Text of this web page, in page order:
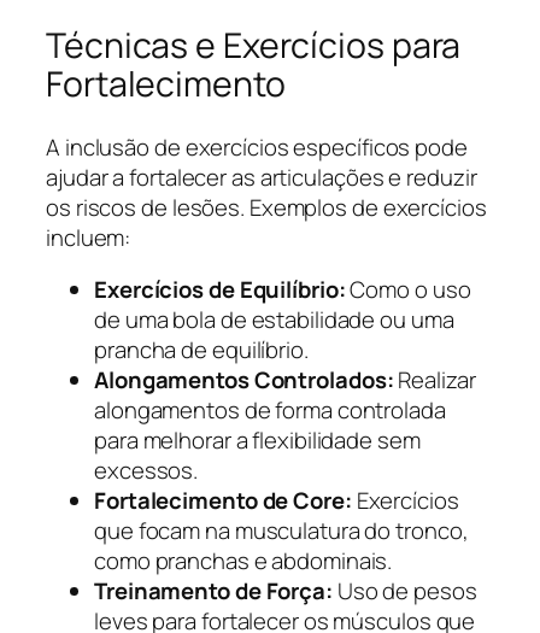
Técnicas e Exercícios para
Fortalecimento
A inclusão de exercícios específicos pode
ajudar a fortalecer as articulações e reduzir
os riscos de lesões. Exemplos de exercícios
incluem:
Exercícios de Equilíbrio:Como o uso
de uma bola de estabilidade ou uma
prancha de equilíbrio.
Alongamentos Controlados:Realizar
alongamentos de forma controlada
para melhorar a flexibilidade sem
excessos.
Fortalecimento de Core: Exercícios
que focam na musculatura do tronco,
como pranchas e abdominais.
Treinamento de Força: Uso de pesos
leves para fortalecer os músculos que